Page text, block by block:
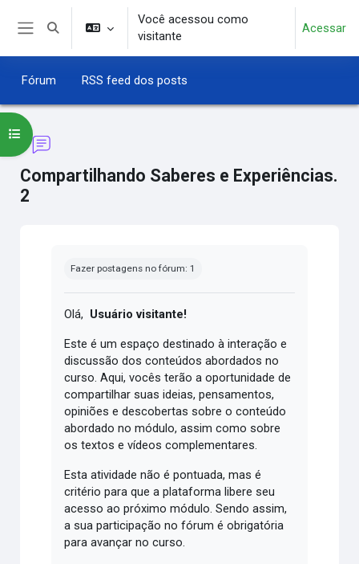
Ir para o conteúdo principal
Alternar entrada de pesquisa
Você acessou como
visitante
Acessar
Fórum RSS feed dos posts
Compartilhando Saberes e Experiências.
2
Abrir índice do curso
Fazer postagens no fórum: 1
Olá, Usuário visitante!
Este é um espaço destinado à interação e
discussão dos conteúdos abordados no
curso. Aqui, vocês terão a oportunidade de
compartilhar suas ideias, pensamentos,
opiniões e descobertas sobre o conteúdo
abordado no módulo, assim como sobre
os textos e vídeos complementares.
Esta atividade não é pontuada, mas é
critério para que a plataforma libere seu
acesso ao próximo módulo. Sendo assim,
a sua participação no fórum é obrigatória
para avançar no curso.